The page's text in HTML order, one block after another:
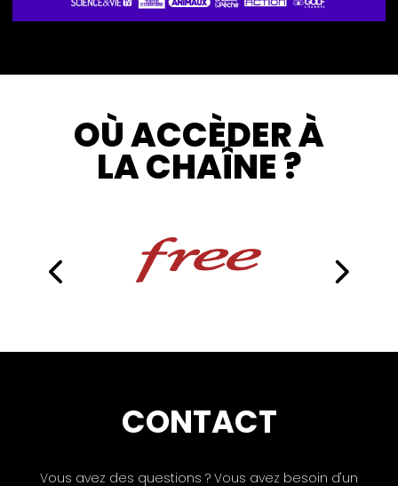
OÙ ACCÈDER À
LA CHAÎNE ?
CONTACT
Vous avez des questions ? Vous avez besoin d'un